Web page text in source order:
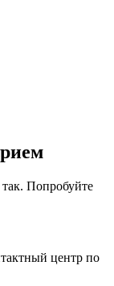
Попробуйте
центр по